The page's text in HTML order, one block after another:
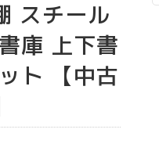
スチール
庫 上下書
ト 【中古